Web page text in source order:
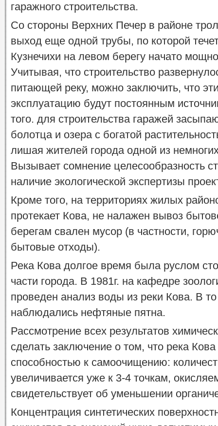
гаражного строительства.
Со стороны Верхних Печер в районе
выход еще одной трубы, по которой
Кузнечихи на левом берегу начато
Учитывая, что строительство
питающей реку, можно заключить, что
эксплуатацию будут постоянным
того. для строительства гаражей
болотца и озера с богатой
лишая жителей города одной из
Вызывает сомнение целесообразность
наличие экологической экспертизы
Кроме того, на территориях жилых
протекает Кова, не налажен вывоз
берегам свален мусор (в частности,
бытовые отходы).
Река Кова долгое время была руслом
части города. В 1981г. на кафедре
проведен анализ воды из реки Кова. В
наблюдались нефтяные пятна.
Рассмотрение всех результатов
сделать заключение о том, что река
способностью к самоочищению:
увеличивается уже к 3-4 точкам,
свидетельствует об уменьшении
Концентрация синтетических